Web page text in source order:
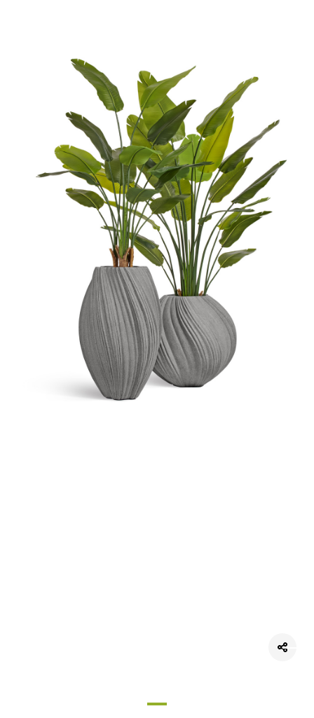
Готовые решения от Treez
Алфавитный указатель
Прайс-листы и каталоги